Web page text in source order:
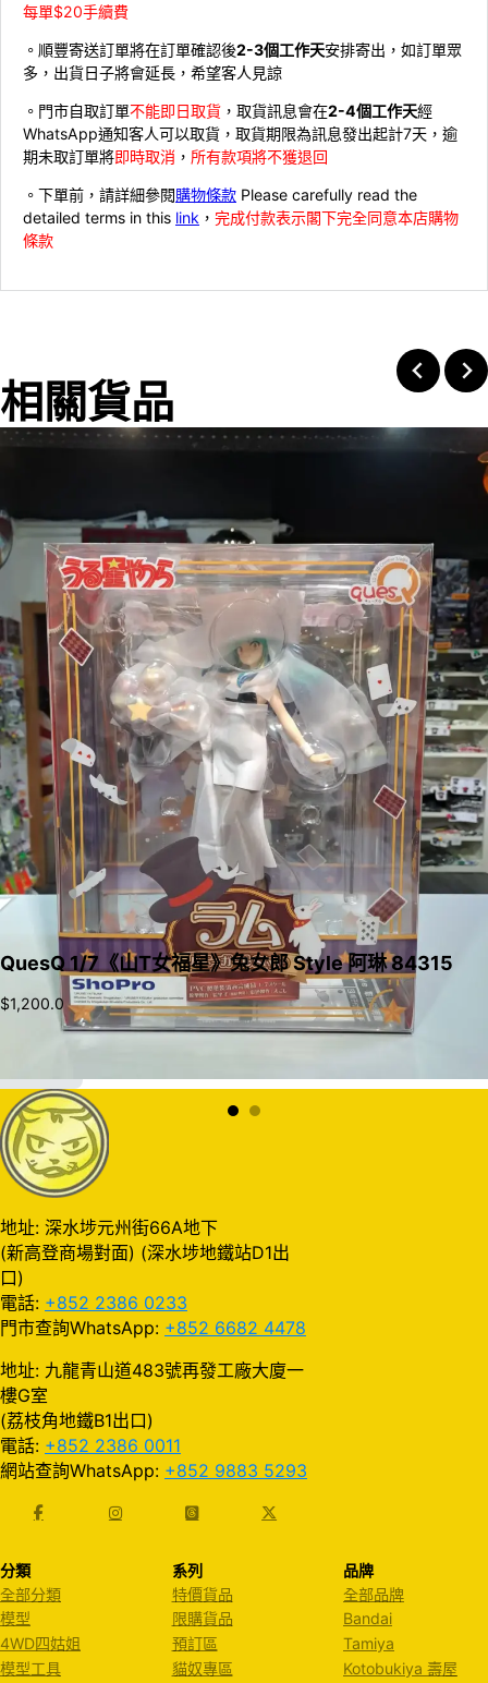
每單$20手續費
。順豐寄送訂單將在訂單確認後2-3個工作天安排寄出，如訂單眾
多，出貨日子將會延長，希望客人見諒
。門市自取訂單不能即日取貨 ，取貨訊息會在2-4個工作天經
WhatsApp通知客人可以取貨，取貨期限為訊息發出起計7天，逾
期未取訂單將即時取消 ， 所有款項將不獲退回
。下單前，請詳細參閱購物條款 Please carefully read the
detailed terms in this link ， 完成付款表示閣下完全同意本店購物
條款
相關貨品
QuesQ 1/7《山T女福星》兔女郎 Style 阿琳 84315
$1,200.0
地址: 深水埗元州街66A地下
(新高登商場對面) (深水埗地鐵站D1出
口)
電話: +852 2386 0233
門市查詢WhatsApp: +852 6682 4478
地址: 九龍青山道483號再發工廠大廈一
樓G室
(荔枝角地鐵B1出口)
電話: +852 2386 0011
網站查詢WhatsApp: +852 9883 5293
分類
全部分類
模型
4WD四姑姐
模型工具
系列
特價貨品
限購貨品
預訂區
貓奴專區
品牌
全部品牌
Bandai
Tamiya
Kotobukiya 壽屋